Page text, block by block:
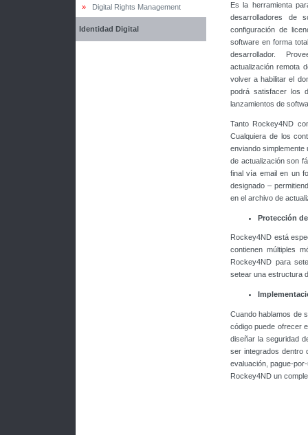
» Digital Rights Management
Identidad Digital
Es la herramienta
desarrolladores de
configuración de
software en forma
desarrollador.
actualización remota
volver a habilitar el
podrá satisfacer los
lanzamientos de
Tanto Rockey4ND
Cualquiera de los
enviando
de actualización son
final vía email en un
designado –
en el archivo de
Protección
Rockey4ND está
contienen múltiples
Rockey4ND para
setear una estructura
Cuando hablamos de
código puede ofrecer
diseñar la seguridad
ser integrados dentro
evaluación, pague-
Rockey4ND un